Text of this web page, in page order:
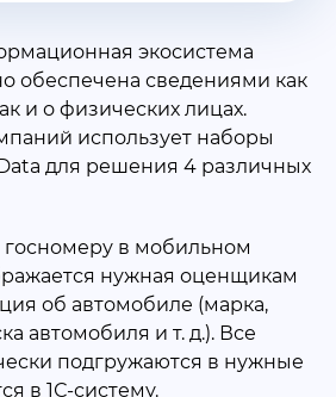
экосистема
обеспечена сведениями как
и о физических лицах.
использует наборы
для решения 4 различных
госномеру в мобильном
нужная оценщикам
об автомобиле (марка,
автомобиля и т. д.). Все
подгружаются в нужные
в 1С-систему.